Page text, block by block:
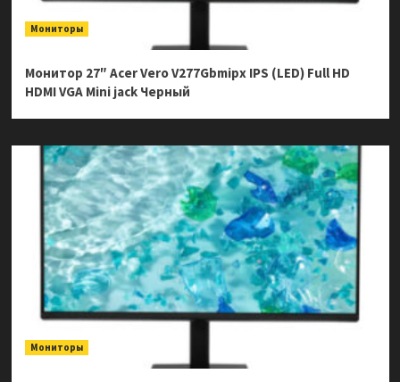
Мониторы
Монитор 27″ Acer Vero V277Gbmipx IPS (LED) Full HD
HDMI VGA Mini jack Черный
Мониторы